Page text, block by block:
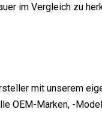
im Vergleich zu
mit unserem
OEM-Marken, -